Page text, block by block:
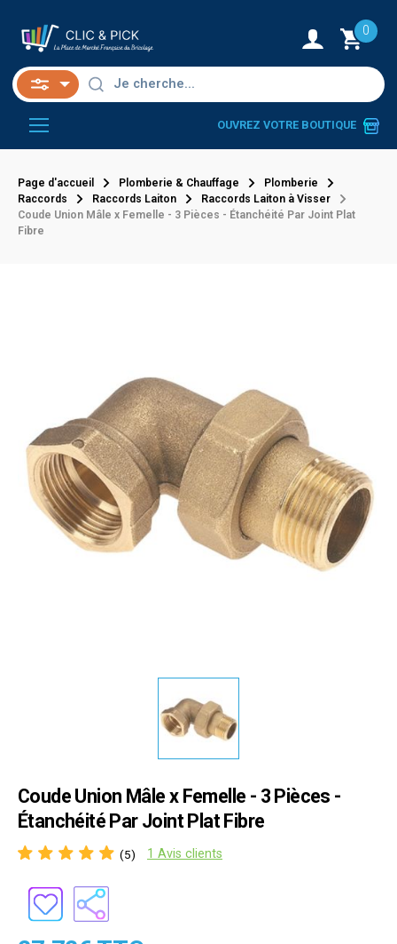
0
OUVREZ VOTRE BOUTIQUE
Page d'accueil Plomberie & Chauffage
Plomberie
Raccords
Raccords Laiton
Raccords Laiton à Visser
Coude Union Mâle x Femelle - 3 Pièces - Étanchéité Par Joint Plat
Fibre
Coude Union Mâle x Femelle - 3 Pièces -
Étanchéité Par Joint Plat Fibre
(5) 1 Avis clients